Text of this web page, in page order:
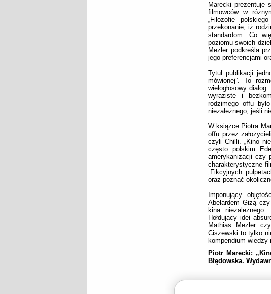
Marecki prezentuje
filmowców w
„Filozofię
przekonanie, iż
standardom. Co
poziomu swoich
Mezler podkreśla
jego preferencjami
Tytuł publikacji
mówionej”. To
wielogłosowy
wyraziste i
rodzimego offu
niezależnego, jeśli
W książce Piotra
offu przez
czyli Chilli. „Kino
często polskim
amerykanizacji czy
charakterystyczne
„Fikcyjnych
oraz poznać
Imponujący
Abelardem Gizą
kina
Hołdujący idei
Mathias Mezler
Ciszewski to tylko
kompendium
Piotr Marecki:
Błędowska.